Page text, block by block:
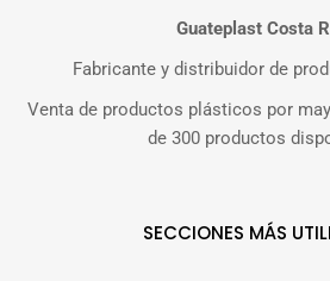
Guateplast Costa
Fabricante y distribuidor de
Venta de productos plásticos por
de 300 productos
SECCIONES MÁS